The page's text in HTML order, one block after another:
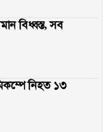
বিধ্বস্ত, সব
নিহত ১৩